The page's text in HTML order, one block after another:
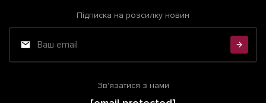
Підписка на розсилку новин
Зв'язатися з нами